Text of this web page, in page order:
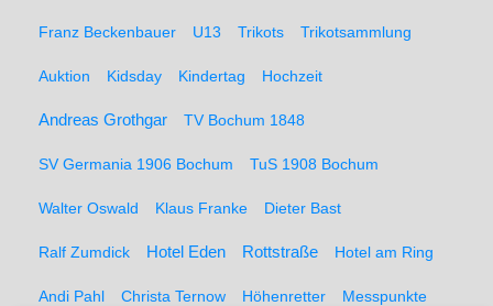
Franz Beckenbauer U13 Trikots Trikotsammlung
Auktion Kidsday Kindertag Hochzeit
Andreas Grothgar TV Bochum 1848
SV Germania 1906 Bochum TuS 1908 Bochum
Walter Oswald Klaus Franke Dieter Bast
Ralf Zumdick Hotel Eden Rottstraße Hotel am Ring
Andi Pahl Christa Ternow Höhenretter Messpunkte